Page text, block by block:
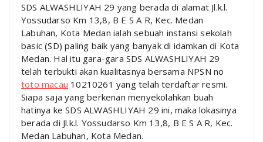
SDS ALWASHLIYAH 29 yang berada di alamat Jl.k.l.
Yossudarso Km 13,8, B E S A R, Kec. Medan
Labuhan, Kota Medan ialah sebuah instansi sekolah
basic (SD) paling baik yang banyak di idamkan di Kota
Medan. Hal itu gara-gara SDS ALWASHLIYAH 29
telah terbukti akan kualitasnya bersama NPSN no
toto macau 10210261 yang telah terdaftar resmi.
Siapa saja yang berkenan menyekolahkan buah
hatinya ke SDS ALWASHLIYAH 29 ini, maka lokasinya
berada di Jl.k.l. Yossudarso Km 13,8, B E S A R, Kec.
Medan Labuhan, Kota Medan.